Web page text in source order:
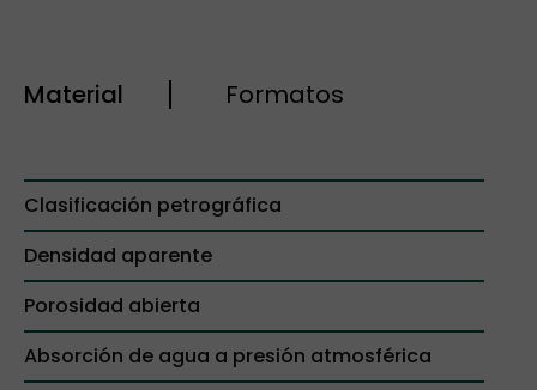
Material Formatos
Clasificación petrográfica
Densidad aparente
Porosidad abierta
Absorción de agua a presión atmosférica